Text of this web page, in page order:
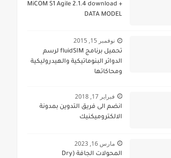
MiCOM S1 Agile 2.1.4 download +
DATA MODEL
نوفمبر 15, 2015
تحميل برنامج fluidSIM لرسم
الدوائر البنوماتيكية والهيدروليكية
ومحاكاتها
فبراير 17, 2018
انضم الى فريق التدوين بمدونة
الالكتروميكنيك
مارس 16, 2023
المحولات الجافة (Dry